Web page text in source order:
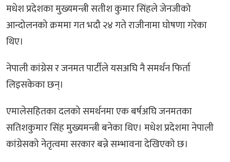
मधेश प्रदेशका मुख्यमन्त्री सतीश कुमार सिंहले जेनजीको
आन्दोलनको क्रममा गत भदौ २४ गते राजीनामा घोषणा गरेका
थिए।
नेपाली कांग्रेस र जनमत पार्टीले यसअघि नै समर्थन फिर्ता
लिइसकेका छन्।
एमालेसहितका दलको समर्थनमा एक बर्षअघि जनमतका
सतिशकुमार सिंह मुख्यमन्त्री बनेका थिए। मधेश प्रदेशमा नेपाली
कांग्रेसको नेतृत्वमा सरकार बन्ने सम्भावना देखिएको छ।